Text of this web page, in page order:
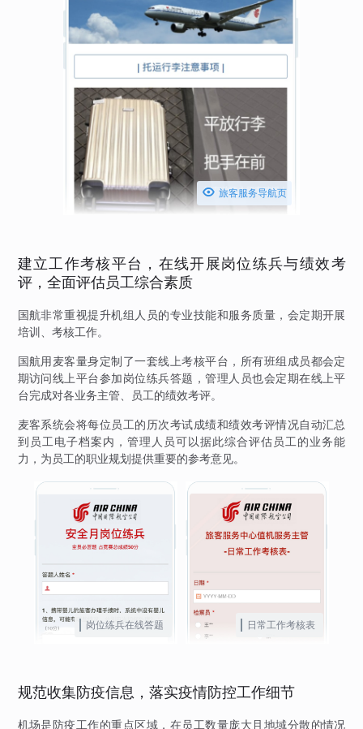
 旅客服务导航页
建立工作考核平台，在线开展岗位练兵与绩效考
评，全面评估员工综合素质
国航非常重视提升机组人员的专业技能和服务质量，会定期开展
培训、考核工作。
国航用麦客量身定制了一套线上考核平台，所有班组成员都会定
期访问线上平台参加岗位练兵答题，管理人员也会定期在线上平
台完成对各业务主管、员工的绩效考评。
麦客系统会将每位员工的历次考试成绩和绩效考评情况自动汇总
到员工电子档案内，管理人员可以据此综合评估员工的业务能
力，为员工的职业规划提供重要的参考意见。
岗位练兵在线答题 日常工作考核表
规范收集防疫信息，落实疫情防控工作细节
机场是防疫工作的重点区域，在员工数量庞大且地域分散的情况